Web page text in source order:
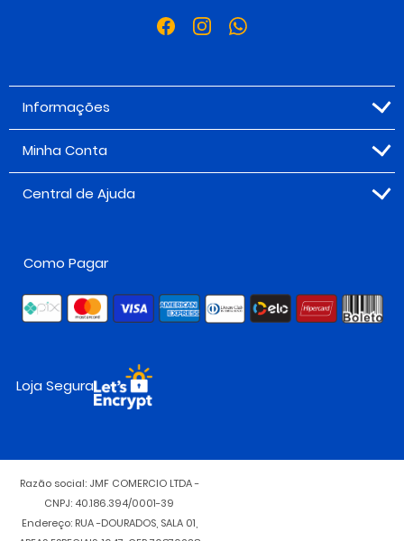
Informações
Minha Conta
Central de Ajuda
Como Pagar
Loja Segura
Razão social: JMF COMERCIO LTDA -
CNPJ: 40.186.394/0001-39
Endereço: RUA -DOURADOS, SALA 01,